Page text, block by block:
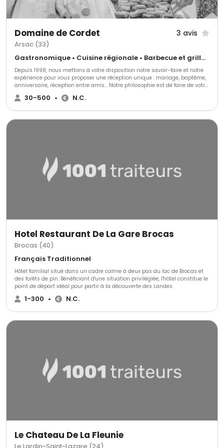
Domaine de Cordet 3 avis
Arsac (33)
Gastronomique • Cuisine régionale • Barbecue et grillades
Depuis 1998, nous mettons à votre disposition notre savoir-faire et notre
expérience pour vous proposer une réception unique : mariage, baptême,
anniversaire, réception entre amis... Notre philosophie est de faire de votre
événement un moment unique et inoubliable . Qualité, Savoir faire,
Expérience, Réussite, Ecoute sont les ingrédients de notre succès.
30-500 • N.C.
Hotel Restaurant De La Gare Brocas
Brocas (40)
Français Traditionnel
Hôtel familial situé dans un cadre calme à deux pas du lac de Brocas et
des forêts de pin. Bénéficiant d'une situation privilégiée, l'hôtel constitue le
point de départ idéal pour partir à la découverte des Landes.
1-300 • N.C.
Le Chateau De La Fleunie